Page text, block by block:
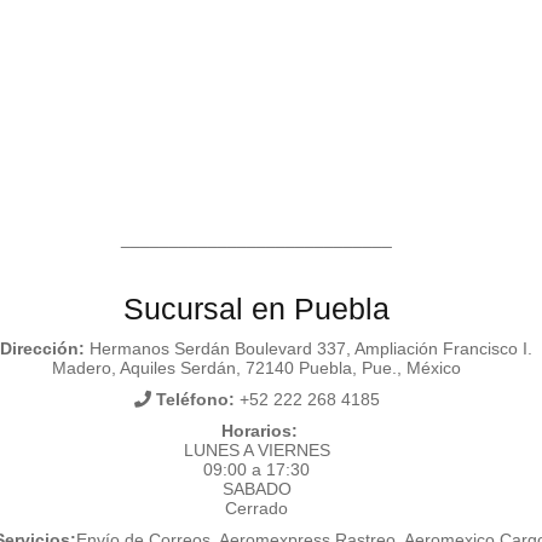
Sucursal en Puebla
Hermanos Serdán Boulevard 337, Ampliación Francisco I.
Madero, Aquiles Serdán, 72140 Puebla, Pue., México
Teléfono: +52 222 268 4185
Horarios:
LUNES A VIERNES
09:00 a 17:30
SABADO
Cerrado